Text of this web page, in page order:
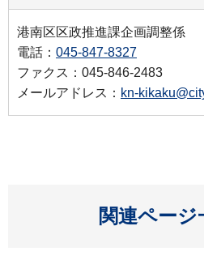
港南区区政推進課企画調整係
電話： 045-847-8327
ファクス：045-846-2483
メールアドレス： kn-
関連ページ